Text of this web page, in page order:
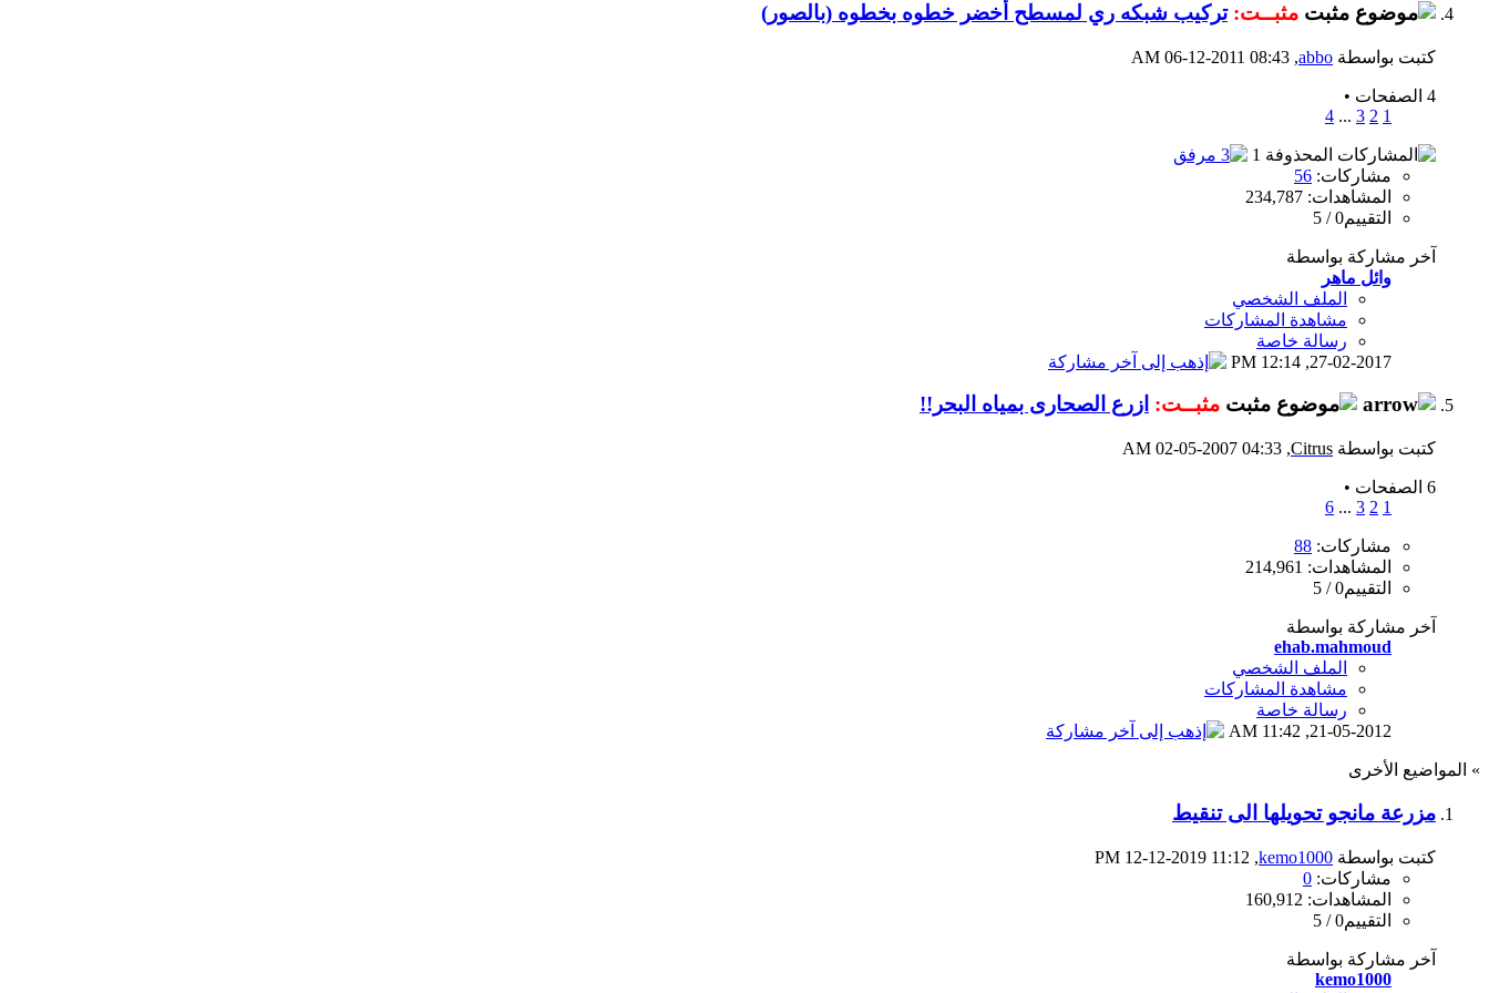
مثبــت: تركيب شبكه ري لمسطح أخضر خطوه بخطوه (بالصور)
كتبت بواسطة abbo
‏, 06-12-2011 08:43 AM
4 الصفحات
•
1
2
3
...
4
مشاركات: 56
المشاهدات: 234,787
التقييم0 / 5
آخر مشاركة بواسطة
وائل ماهر
الملف الشخصي
مشاهدة المشاركات
رسالة خاصة
27-02-2017,
12:14 PM
مثبــت: ازرع الصحارى بمياه البحر!!
كتبت بواسطة Citrus
‏, 02-05-2007 04:33 AM
6 الصفحات
•
1
2
3
...
6
مشاركات: 88
المشاهدات: 214,961
التقييم0 / 5
آخر مشاركة بواسطة
ehab.mahmoud
الملف الشخصي
مشاهدة المشاركات
رسالة خاصة
21-05-2012,
11:42 AM
» المواضيع الأخرى
مزرعة مانجو تحويلها الى تنقيط
كتبت بواسطة kemo1000
‏, 12-12-2019 11:12 PM
مشاركات: 0
المشاهدات: 160,912
التقييم0 / 5
آخر مشاركة بواسطة
kemo1000